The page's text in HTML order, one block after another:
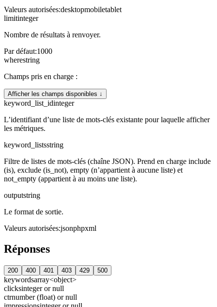
Valeurs autorisées:desktopmobiletablet
limitinteger
Nombre de résultats à renvoyer.
Par défaut:1000
wherestring
Champs pris en charge :
Afficher les champs disponibles ↓
keyword_list_idinteger
L’identifiant d’une liste de mots-clés existante pour laquelle afficher
les métriques.
keyword_listsstring
Filtre de listes de mots-clés (chaîne JSON). Prend en charge include
(is), exclude (is_not), empty (n’appartient à aucune liste) et
not_empty (appartient à au moins une liste).
outputstring
Le format de sortie.
Valeurs autorisées:jsonphpxml
Réponses
200 400 401 403 429 500
keywordsarray<object>
clicksinteger or null
ctrnumber (float) or null